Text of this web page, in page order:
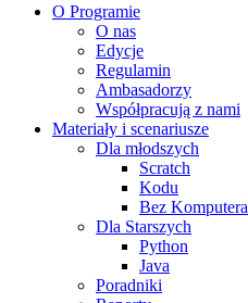
O Programie
O nas
Edycje
Regulamin
Ambasadorzy
Współpracują z nami
Materiały i scenariusze
Dla młodszych
Scratch
Kodu
Bez Komputera
Dla Starszych
Python
Java
Poradniki